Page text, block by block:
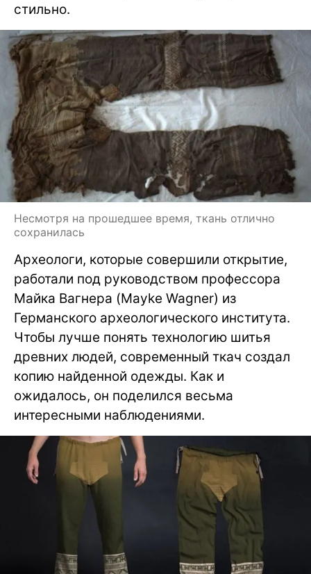
стильно.
Несмотря на прошедшее время, ткань отлично
сохранилась
Археологи, которые совершили открытие,
работали под руководством профессора
Майка Вагнера (Mayke Wagner) из
Германского археологического института.
Чтобы лучше понять технологию шитья
древних людей, современный ткач создал
копию найденной одежды. Как и
ожидалось, он поделился весьма
интересными наблюдениями.